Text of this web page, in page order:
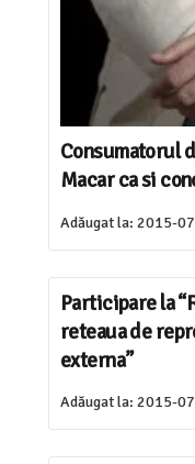
Consumatorul
Macar ca si
Adăugat la: 2015-
Participare la
reteaua de
externa”
Adăugat la: 2015-